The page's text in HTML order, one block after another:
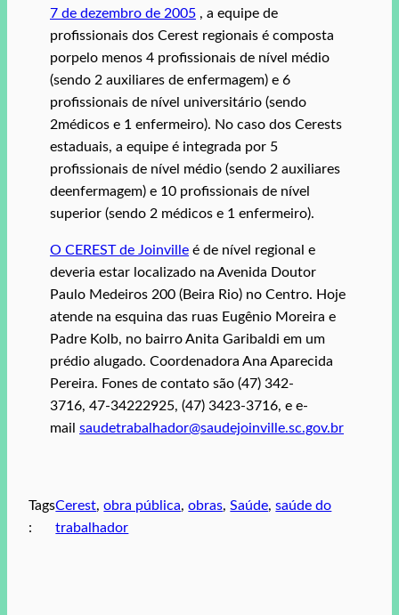
7 de dezembro de 2005 , a equipe de
profissionais dos Cerest regionais é composta
porpelo menos 4 profissionais de nível médio
(sendo 2 auxiliares de enfermagem) e 6
profissionais de nível universitário (sendo
2médicos e 1 enfermeiro). No caso dos Cerests
estaduais, a equipe é integrada por 5
profissionais de nível médio (sendo 2 auxiliares
deenfermagem) e 10 profissionais de nível
superior (sendo 2 médicos e 1 enfermeiro).
O CEREST de Joinville é de nível regional e
deveria estar localizado na Avenida Doutor
Paulo Medeiros 200 (Beira Rio) no Centro. Hoje
atende na esquina das ruas Eugênio Moreira e
Padre Kolb, no bairro Anita Garibaldi em um
prédio alugado. Coordenadora Ana Aparecida
Pereira. Fones de contato são (47) 342-
3716, 47-34222925, (47) 3423-3716, e e-
mail saudetrabalhador@saudejoinville.sc.gov.br
Tags
:
Cerest, obra pública, obras, Saúde, saúde do
trabalhador